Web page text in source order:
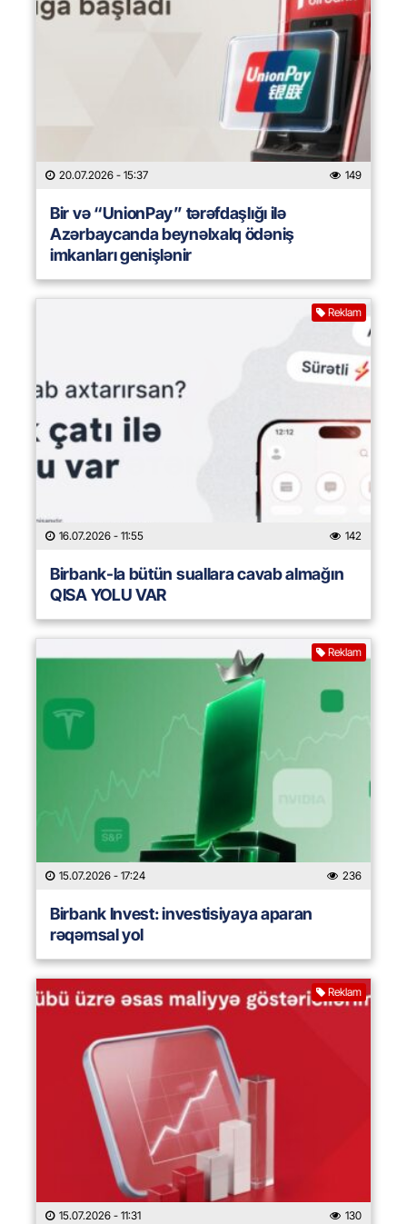
20.07.2026 - 15:37 149
Bir və “UnionPay” tərəfdaşlığı ilə
Azərbaycanda beynəlxalq ödəniş
imkanları genişlənir
Reklam
16.07.2026 - 11:55 142
Birbank-la bütün suallara cavab almağın
QISA YOLU VAR
Reklam
15.07.2026 - 17:24 236
Birbank Invest: investisiyaya aparan
rəqəmsal yol
Reklam
15.07.2026 - 11:31 130